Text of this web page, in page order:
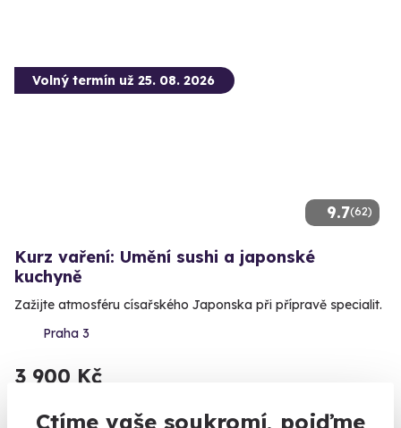
Ctíme vaše soukromí, pojďme
9.7(62)
Volný termín už 25. 08. 2026
Kurz vaření: Umění sushi a japonské
kuchyně
Zažijte atmosféru císařského Japonska při přípravě specialit.
Praha 3
3 900 Kč